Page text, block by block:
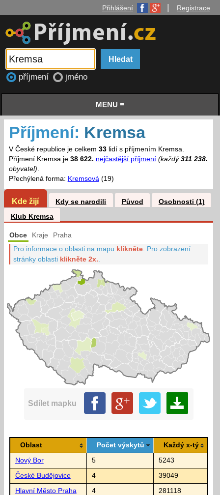
Přihlášení Registrace
příjmení jméno
MENU ≡
Příjmení: Kremsa
V České republice je celkem 33lidí s příjmením Kremsa.
Příjmení Kremsa je 38 622. nejčastější příjmení (každý 311 238.
obyvatel).
Přechýlená forma: Kremsová(19)
Kde žijí Kdy se narodili Původ
Osobnosti (1)
Klub Kremsa
Obce Kraje Praha
Pro informace o oblasti na mapu klikněte Pro zobrazení
stránky oblasti klikněte 2x.
Sdílet mapku
Oblast Počet výskytů Každý x-tý
Nový Bor 5 5243
České Budějovice 4 39049
Hlavní Město Praha 4 281118